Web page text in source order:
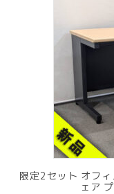
限定2セット オフ
ェア